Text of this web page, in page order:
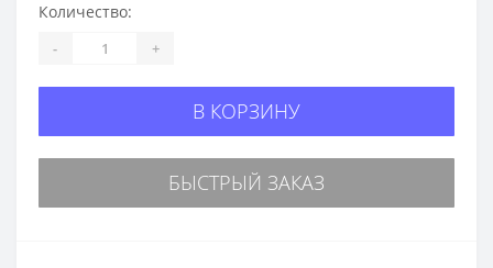
Количество:
- +
В КОРЗИНУ
БЫСТРЫЙ ЗАКАЗ